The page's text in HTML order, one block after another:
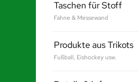
Taschen für Stoff
Fahne & Messewand
Produkte aus Trikots
Fußball, Eishockey usw.